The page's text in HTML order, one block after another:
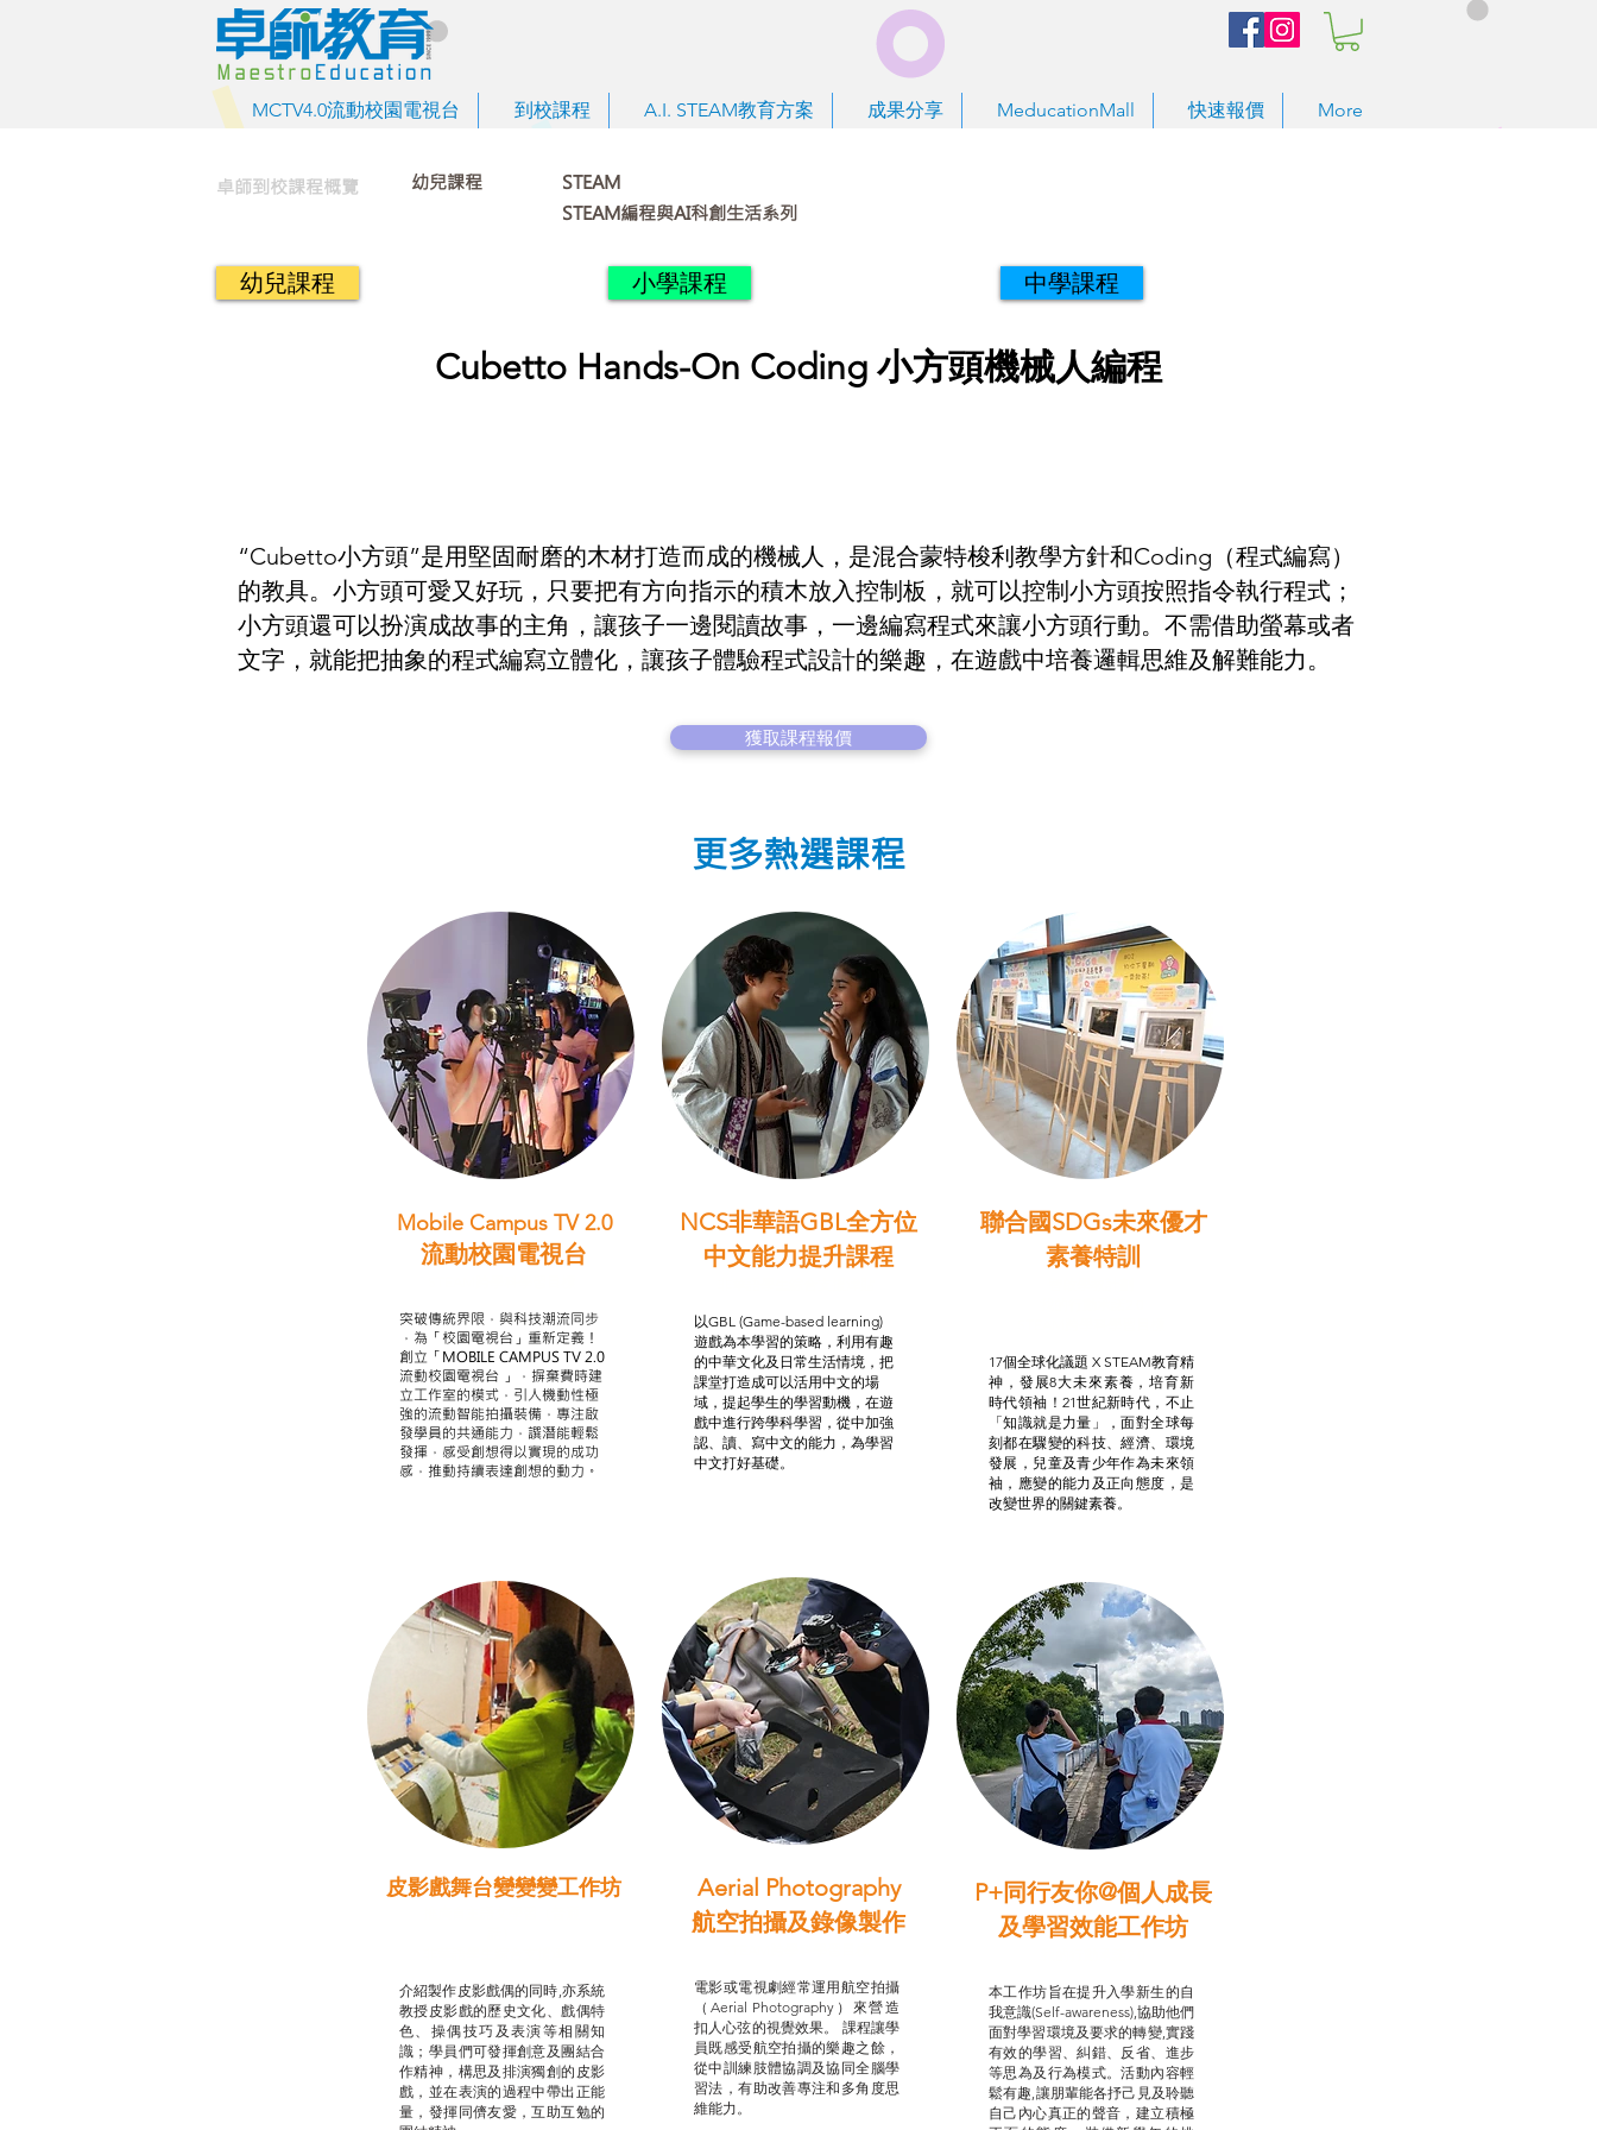
MCTV4.0流動校園電視台 到校課程 A.I. STEAM教育方案 成果分享 MeducationMall 快速報價 More
卓師到校課程概覽
幼兒課程
STEAM編程與AI科創生活系列
STEAM
“Cubetto小方頭”是用堅固耐磨的木材打造而成的機械人，是混合蒙特梭利教學方針和Coding（程式編寫）
的教具。小方頭可愛又好玩，只要把有方向指示的積木放入控制板，就可以控制小方頭按照指令執行程式；
小方頭還可以扮演成故事的主角，讓孩子一邊閱讀故事，一邊編寫程式來讓小方頭行動。不需借助螢幕或者
文字，就能把抽象的程式編寫立體化，讓孩子體驗程式設計的樂趣，在遊戲中培養邏輯思維及解難能力。
獲取課程報價
幼兒課程 小學課程 中學課程
Cubetto Hands-On Coding 小方頭機械人編程
更多熱選課程
Mobile Campus TV 2.0
流動校園電視台
突破傳統界限，與科技潮流同步
，為「校園電視台」重新定義！
創立「MOBILE CAMPUS TV 2.0
流動校園電視台 」，摒棄費時建
立工作室的模式，引人機動性極
強的流動智能拍攝裝備，專注啟
發學員的共通能力，譔潛能輕鬆
發揮，感受創想得以實現的成功
感，推動持續表達創想的動力。
皮影戲舞台變變變工作坊
介紹製作皮影戲偶的同時,亦系統
教授皮影戲的歷史文化、戲偶特
色、操偶技巧及表演等相關知
識；學員們可發揮創意及團結合
作精神，構思及排演獨創的皮影
戲，並在表演的過程中帶出正能
量，發揮同儕友愛，互助互勉的
NCS非華語GBL全方位
中文能力提升課程
以GBL (Game-based learning)
遊戲為本學習的策略，利用有趣
的中華文化及日常生活情境，把
課堂打造成可以活用中文的場
域，提起學生的學習動機，在遊
戲中進行跨學科學習，從中加強
認、讀、寫中文的能力，為學習
中文打好基礎。
Aerial Photography
航空拍攝及錄像製作
電影或電視劇經常運用航空拍攝
（Aerial Photography）來營造
扣人心弦的視覺效果。 課程讓學
員既感受航空拍攝的樂趣之餘，
從中訓練肢體協調及協同全腦學
習法，有助改善專注和多角度思
維能力。
聯合國SDGs未來優才
素養特訓
17個全球化議題 X STEAM教育精
神，發展8大未來素養，培育新
時代領袖！21世紀新時代，不止
「知識就是力量」，面對全球每
刻都在驟變的科技、經濟、環境
發展，兒童及青少年作為未來領
袖，應變的能力及正向態度，是
改變世界的關鍵素養。
P+同行友你@個人成長
及學習效能工作坊
本工作坊旨在提升入學新生的自
我意識(Self-awareness),協助他們
面對學習環境及要求的轉變,實踐
有效的學習、糾錯、反省、進步
等思為及行為模式。活動內容輕
鬆有趣,讓朋輩能各抒己見及聆聽
自己內心真正的聲音，建立積極